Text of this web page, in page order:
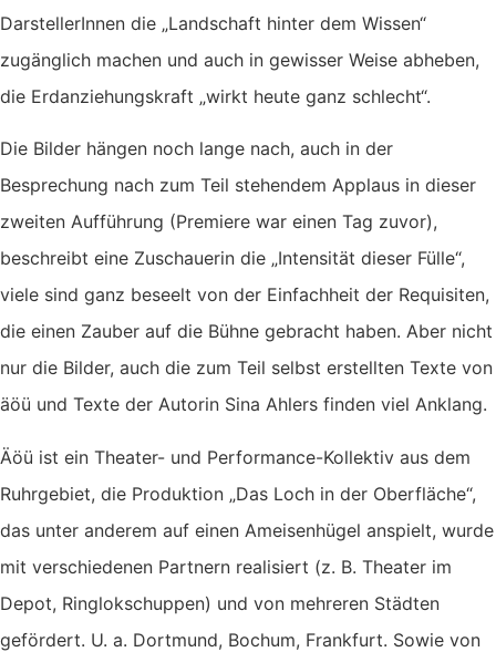
DarstellerInnen die „Landschaft hinter dem Wissen“
zugänglich machen und auch in gewisser Weise abheben,
die Erdanziehungskraft „wirkt heute ganz schlecht“.
Die Bilder hängen noch lange nach, auch in der
Besprechung nach zum Teil stehendem Applaus in dieser
zweiten Aufführung (Premiere war einen Tag zuvor),
beschreibt eine Zuschauerin die „Intensität dieser Fülle“,
viele sind ganz beseelt von der Einfachheit der Requisiten,
die einen Zauber auf die Bühne gebracht haben. Aber nicht
nur die Bilder, auch die zum Teil selbst erstellten Texte von
äöü und Texte der Autorin Sina Ahlers finden viel Anklang.
Äöü ist ein Theater- und Performance-Kollektiv aus dem
Ruhrgebiet, die Produktion „Das Loch in der Oberfläche“,
das unter anderem auf einen Ameisenhügel anspielt, wurde
mit verschiedenen Partnern realisiert (z. B. Theater im
Depot, Ringlokschuppen) und von mehreren Städten
gefördert. U. a. Dortmund, Bochum, Frankfurt. Sowie von